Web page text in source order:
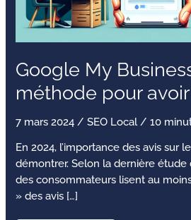
Google My
méthode pour
7 mars 2024 /SEO Local /10
En 2024, l’importance des avis sur
démontrer. Selon la dernière étude
des consommateurs lisent au
» des avis […]